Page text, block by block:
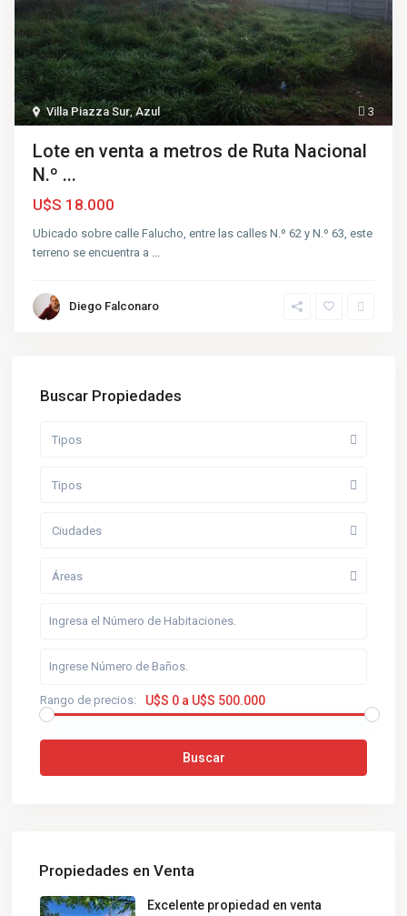
3
Villa Piazza Sur,Azul
Lote en venta a metros de Ruta Nacional
N.º ...
U$S 18.000
Ubicado sobre calle Falucho, entre las calles N.º 62 y N.º 63, este
terreno se encuentra a
Diego Falconaro
Buscar Propiedades
Tipos
Tipos
Ciudades
Áreas
Rango de precios: U$S 0 a U$S 500.000
Buscar
Propiedades en Venta
Excelente propiedad en venta